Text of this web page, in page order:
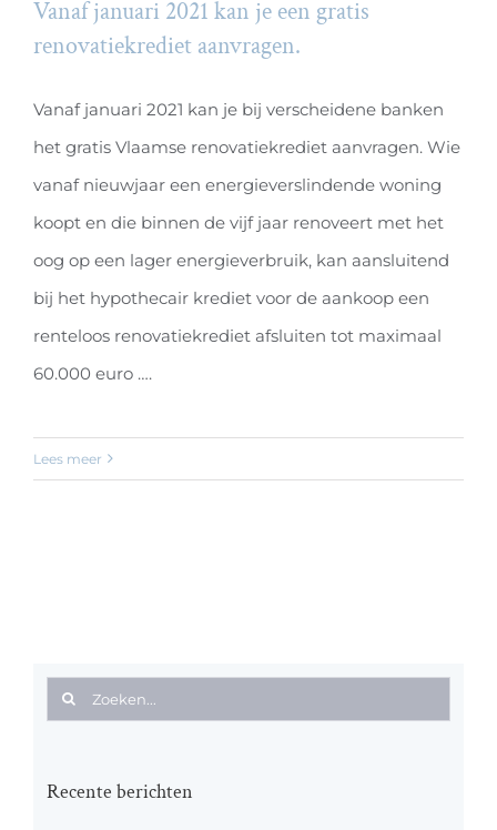
Vanaf januari 2021 kan je een gratis
renovatiekrediet aanvragen.
Vanaf januari 2021 kan je bij verscheidene banken
het gratis Vlaamse renovatiekrediet aanvragen. Wie
vanaf nieuwjaar een energieverslindende woning
koopt en die binnen de vijf jaar renoveert met het
oog op een lager energieverbruik, kan aansluitend
bij het hypothecair krediet voor de aankoop een
renteloos renovatiekrediet afsluiten tot maximaal
60.000 euro ….
Lees meer
Zoeken
Recente berichten